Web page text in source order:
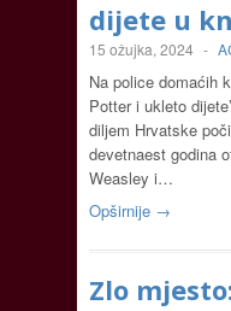
dijete u
15 ožujka, 2024 -
Na police domaćih
Potter i ukleto
diljem Hrvatske
devetnaest godina
Weasley i…
Opširnije →
Zlo